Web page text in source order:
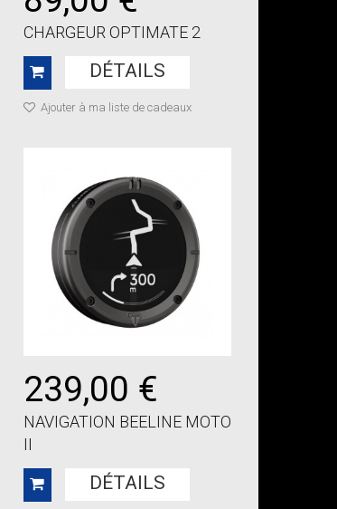
CHARGEUR OPTIMATE 2
DÉTAILS
Ajouter à ma liste de cadeaux
239,00 €
NAVIGATION BEELINE MOTO
II
DÉTAILS